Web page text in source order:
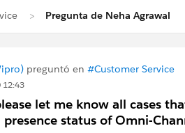
Pregunta de Neha Agrawal
preguntó en #Customer Service
12:43
let me know all cases
status of Omni-